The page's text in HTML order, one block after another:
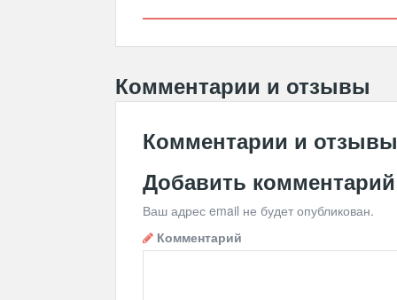
Комментарии и отзывы
Комментарии и отзывы
Добавить комментарий
Ваш адрес email не будет опубликован.
Комментарий